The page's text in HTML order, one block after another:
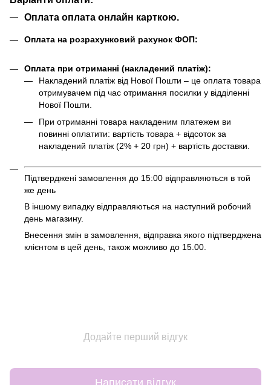
Оплата оплата онлайн карткою.
Оплата на розрахунковий рахунок ФОП:
Оплата при отриманні (накладений платіж):
Накладений платіж від Нової Пошти – це оплата товара
отримувачем під час отримання посилки у відділенні
Нової Пошти.
При отриманні товара накладеним платежем ви
повинні оплатити: вартість товара + відсоток за
накладений платіж (2% + 20 грн) + вартість доставки.
Підтверджені замовлення до 15:00 відправляються в той
же день
В іншому випадку відправляються на наступний робочий
день магазину.
Внесення змін в замовлення, відправка якого підтверджена
клієнтом в цей день, також можливо до 15.00.
Додайте перший відгук
Написати відгук